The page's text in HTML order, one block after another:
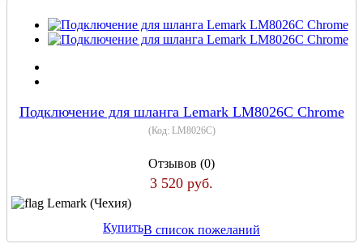
Подключение для шланга Lemark LM8026C Chrome
(Код: LM8026C)
Отзывов (0)
3 520 руб.
Lemark (Чехия)
КупитьВ список пожеланий